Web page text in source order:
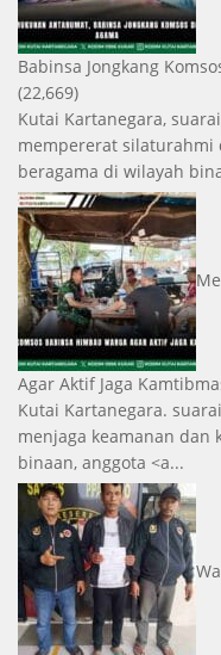
Babinsa Jongkang
(22,669)
Kutai Kartanegara,
mempererat silaturahmi
beragama di wilayah
Agar Aktif Jaga
Kutai Kartanegara.
menjaga keamanan dan
binaan, anggota <a...